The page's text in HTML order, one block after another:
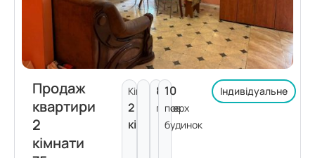
Продаж
квартири
2
кімнати
Кімнат:
2
кімнати
8
поверх
10
пов.
будинок
Індивідуальне